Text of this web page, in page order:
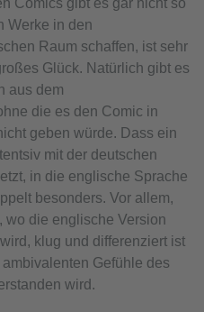
Comics gibt es gar nicht so
Werke in den
Raum schaffen, ist sehr
Glück. Natürlich gibt es
aus dem
die es den Comic in
geben würde. Dass ein
mit der deutschen
in die englische Sprache
besonders. Vor allem,
wo die englische Version
klug und differenziert ist
Gefühle des
wird.